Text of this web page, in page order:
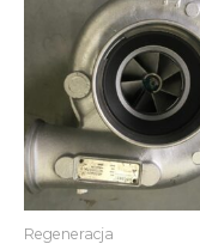
Regeneracja